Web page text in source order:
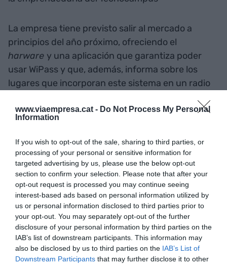
www.viaempresa.cat - Do Not Process My Personal
Information
If you wish to opt-out of the sale, sharing to third parties, or
processing of your personal or sensitive information for
targeted advertising by us, please use the below opt-out
section to confirm your selection. Please note that after your
opt-out request is processed you may continue seeing
interest-based ads based on personal information utilized by
us or personal information disclosed to third parties prior to
your opt-out. You may separately opt-out of the further
disclosure of your personal information by third parties on the
IAB’s list of downstream participants. This information may
also be disclosed by us to third parties on the IAB’s List of
Downstream Participants that may further disclose it to other
La empresa tiene previsto salir al mercado a
principios del año próximo, ofreciendo el
harware y una aplicación que garantiza poder
usar WiPass y que, además, informa sobre los
lugares que incorporan este sistema en un radio
el dispositivo podrán recibir información sobre la
Ahora mismo Mandri y Ayadi buscan financiación
para desarrollar el mejor prototipo posible. De
momento, han ganado el premioCreatic 2018
premio a la emprendeduría de la Universitat
Pompeu Fabra y tienen previsto presentarse a la
Horizon 2020de la Unión Europea.
AñadirVIA Empresacomo fuente preferida